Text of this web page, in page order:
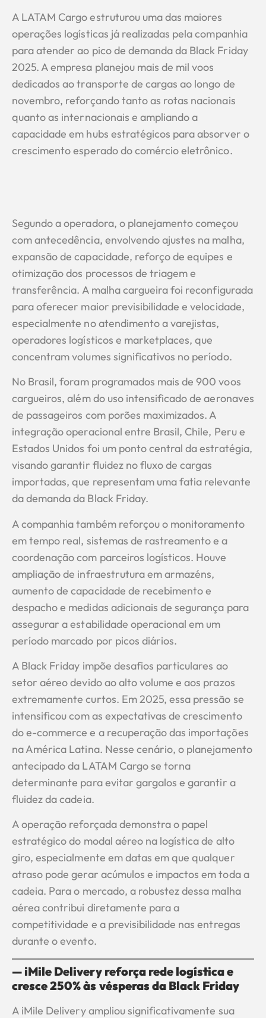
A LATAM Cargo estruturou uma das maiores
operações logísticas já realizadas pela companhia
para atender ao pico de demanda da Black Friday
2025. A empresa planejou mais de mil voos
dedicados ao transporte de cargas ao longo de
novembro, reforçando tanto as rotas nacionais
quanto as internacionais e ampliando a
capacidade em hubs estratégicos para absorver o
crescimento esperado do comércio eletrônico.
Segundo a operadora, o planejamento começou
com antecedência, envolvendo ajustes na malha,
expansão de capacidade, reforço de equipes e
otimização dos processos de triagem e
transferência. A malha cargueira foi reconfigurada
para oferecer maior previsibilidade e velocidade,
especialmente no atendimento a varejistas,
operadores logísticos e marketplaces, que
concentram volumes significativos no período.
No Brasil, foram programados mais de 900 voos
cargueiros, além do uso intensificado de aeronaves
de passageiros com porões maximizados. A
integração operacional entre Brasil, Chile, Peru e
Estados Unidos foi um ponto central da estratégia,
visando garantir fluidez no fluxo de cargas
importadas, que representam uma fatia relevante
da demanda da Black Friday.
A companhia também reforçou o monitoramento
em tempo real, sistemas de rastreamento e a
coordenação com parceiros logísticos. Houve
ampliação de infraestrutura em armazéns,
aumento de capacidade de recebimento e
despacho e medidas adicionais de segurança para
assegurar a estabilidade operacional em um
período marcado por picos diários.
A Black Friday impõe desafios particulares ao
setor aéreo devido ao alto volume e aos prazos
extremamente curtos. Em 2025, essa pressão se
intensificou com as expectativas de crescimento
do e-commerce e a recuperação das importações
na América Latina. Nesse cenário, o planejamento
antecipado da LATAM Cargo se torna
determinante para evitar gargalos e garantir a
fluidez da cadeia.
A operação reforçada demonstra o papel
estratégico do modal aéreo na logística de alto
giro, especialmente em datas em que qualquer
atraso pode gerar acúmulos e impactos em toda a
cadeia. Para o mercado, a robustez dessa malha
aérea contribui diretamente para a
competitividade e a previsibilidade nas entregas
durante o evento.
— iMile Delivery reforça rede logística e
cresce 250% às vésperas da Black Friday
A iMile Delivery ampliou significativamente sua